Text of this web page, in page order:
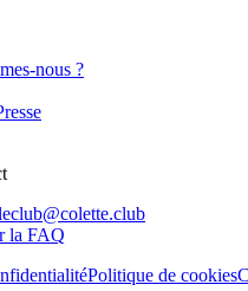
nous ?
la FAQ
Politique de cookies